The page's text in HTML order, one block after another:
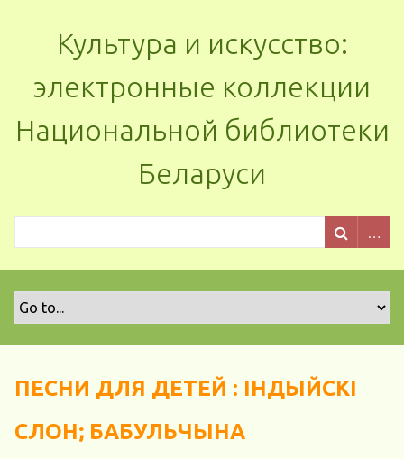
Культура и искусство:
электронные коллекции
Национальной библиотеки
Беларуси
ПЕСНИ ДЛЯ ДЕТЕЙ : ІНДЫЙСКІ
СЛОН; БАБУЛЬЧЫНА